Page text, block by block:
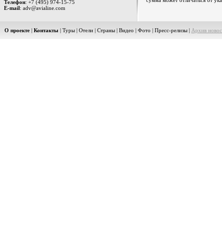
Телефон: +7 (495) 974-15-75
E-mail: adv@avialine.com
О проекте | Контакты | Туры | Отели | Страны | Видео | Фото | Пресс-релизы | Архив